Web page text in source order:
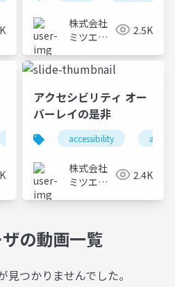
株式会社
ミツエー
2.5K
オープンセミナー accessibility
アクセシビリティ オー
バーレイの是非
accessibility a11y
株式会社
ミツエー
2.4K
の動画一覧
つかりませんでした。